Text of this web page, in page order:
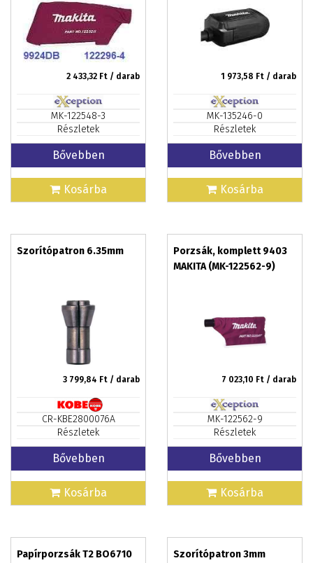
2 433,32 Ft / darab
MK-122548-3
Részletek
Bővebben
Kosárba
1 973,58 Ft / darab
MK-135246-0
Részletek
Bővebben
Kosárba
Szorítópatron 6.35mm
3 799,84 Ft / darab
CR-KBE2800076A
Részletek
Bővebben
Kosárba
Porzsák, komplett 9403
MAKITA (MK-122562-9)
7 023,10 Ft / darab
MK-122562-9
Részletek
Bővebben
Kosárba
Papírporzsák T2 BO6710
Szorítópatron 3mm